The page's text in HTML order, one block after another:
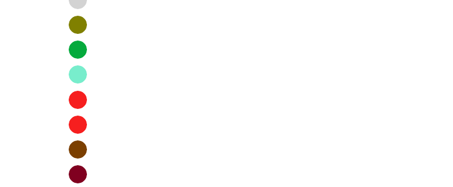
Hellgrau
olive
grun
Grün
Mintgrün
Rot
classic
rot
chocolate